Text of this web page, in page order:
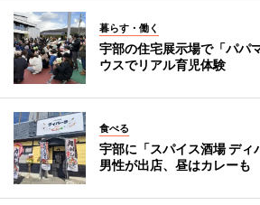
暮らす・働く
宇部の住宅展示場で「パ
ウスでリアル育児体験
食べる
宇部に「スパイス酒場 デ
男性が出店、昼はカレーも